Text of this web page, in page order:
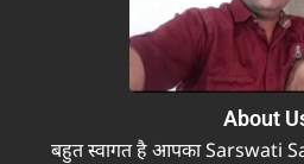
About
बहुत स्वागत है आपका Sarswati